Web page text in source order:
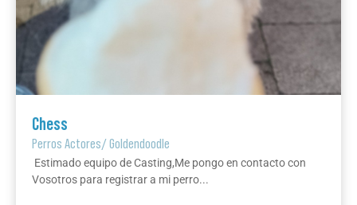
Chess
Perros Actores/Goldendoodle
Estimado equipo de Casting,Me pongo en contacto con
Vosotros para registrar a mi perro...